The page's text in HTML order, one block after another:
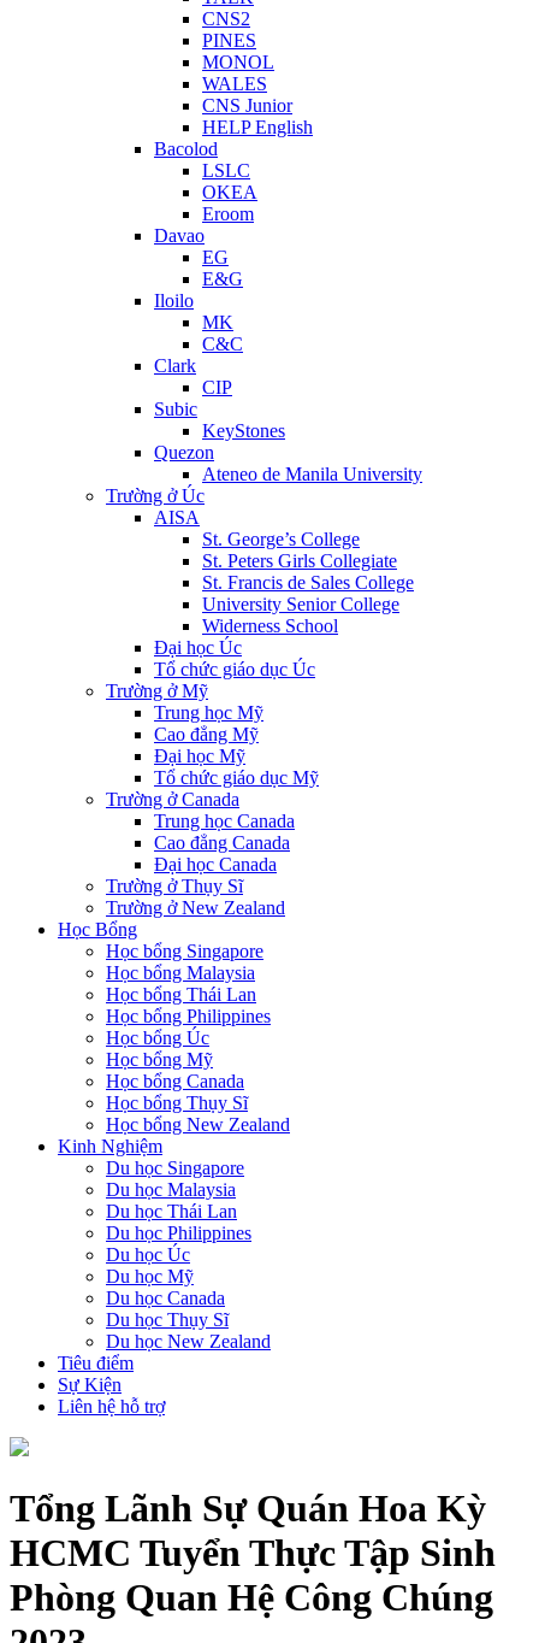
CNS2
PINES
MONOL
WALES
CNS Junior
HELP English
Bacolod
LSLC
OKEA
Eroom
Davao
EG
E&G
Iloilo
MK
C&C
Clark
CIP
Subic
KeyStones
Quezon
Ateneo de Manila University
Trường ở Úc
AISA
St. George’s College
St. Peters Girls Collegiate
St. Francis de Sales College
University Senior College
Widerness School
Đại học Úc
Tổ chức giáo dục Úc
Trường ở Mỹ
Trung học Mỹ
Cao đẳng Mỹ
Đại học Mỹ
Tổ chức giáo dục Mỹ
Trường ở Canada
Trung học Canada
Cao đẳng Canada
Đại học Canada
Trường ở Thụy Sĩ
Trường ở New Zealand
Học Bổng
Học bổng Singapore
Học bổng Malaysia
Học bổng Thái Lan
Học bổng Philippines
Học bổng Úc
Học bổng Mỹ
Học bổng Canada
Học bổng Thụy Sĩ
Học bổng New Zealand
Kinh Nghiệm
Du học Singapore
Du học Malaysia
Du học Thái Lan
Du học Philippines
Du học Úc
Du học Mỹ
Du học Canada
Du học Thụy Sĩ
Du học New Zealand
Tiêu điểm
Sự Kiện
Liên hệ hỗ trợ
Tổng Lãnh Sự Quán Hoa Kỳ
HCMC Tuyển Thực Tập Sinh
Phòng Quan Hệ Công Chúng